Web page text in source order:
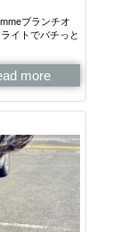
ブランチオ
イトでバチっと
more